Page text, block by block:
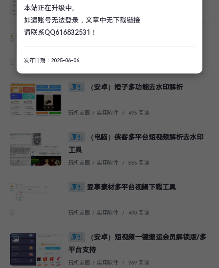
玩机家园
（电脑）多平台万能素材下载器Res-
玩机家园
原创 （安卓）橙子多功能去水印解析
玩机家园 / 实用软件 / 495 阅读
原创
（电脑）侠客多平台短视频解析去水印
工具
玩机家园 / 实用软件 / 655 阅读
原创 爱享素材多平台视频下载工具
玩机家园 / 实用软件 / 490 阅读
原创
（安卓）短视频一键搬运会员解锁版/多
平台支持
玩机家园 / 实用软件 / 969 阅读
本站正在升级中。
如遇账号无法登录，文章中无下载链接
请联系QQ616832531！
发布日期：2025-06-06